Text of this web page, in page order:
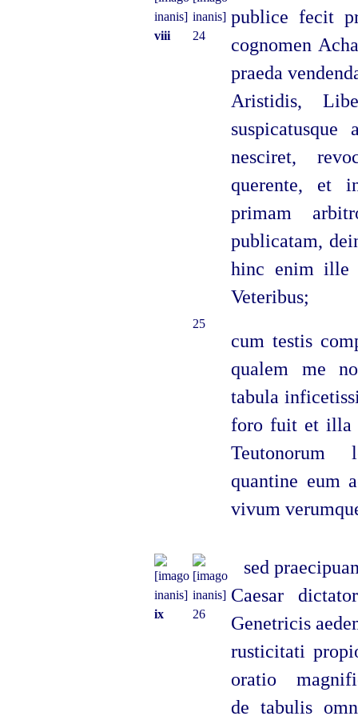
viii 24
publice fecit
cognomen
praeda
Aristidis,
nesciret,
querente, et
primam
publicatam,
hinc enim ille
Veteribus;
25
cum testis
qualem me
tabula
foro fuit et illa
Teutonorum
quantine eum
vivum
ix 26
sed
Caesar
Genetricis
rusticitati
oratio
de tabulis